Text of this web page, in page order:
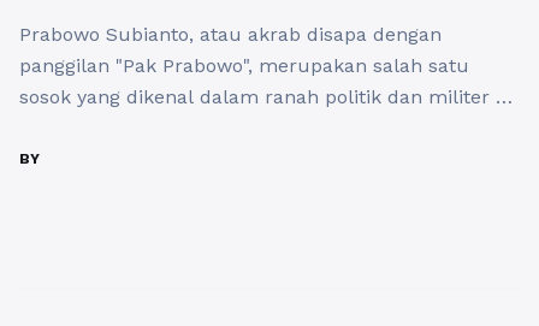
Prabowo Subianto, atau akrab disapa dengan
panggilan "Pak Prabowo", merupakan salah satu
sosok yang dikenal dalam ranah politik dan militer di
karena kepemimpinannya yang gagah dan
BY